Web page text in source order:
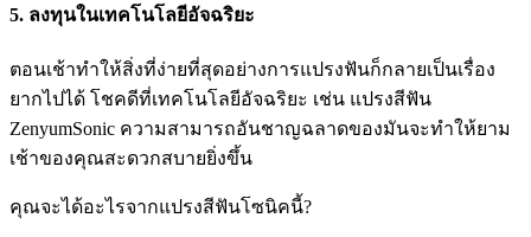
5. ลงทุนในเทคโนโลยีอัจฉริยะ
ตอนเช้าทำให้สิ่งที่ง่ายที่สุดอย่างการแปรงฟันก็กลายเป็นเรื่อง
ยากไปได้ โชคดีที่เทคโนโลยีอัจฉริยะ เช่น แปรงสีฟัน
ZenyumSonic ความสามารถอันชาญฉลาดของมันจะทำให้ยาม
เช้าของคุณสะดวกสบายยิ่งขึ้น
คุณจะได้อะไรจากแปรงสีฟันโซนิคนี้?